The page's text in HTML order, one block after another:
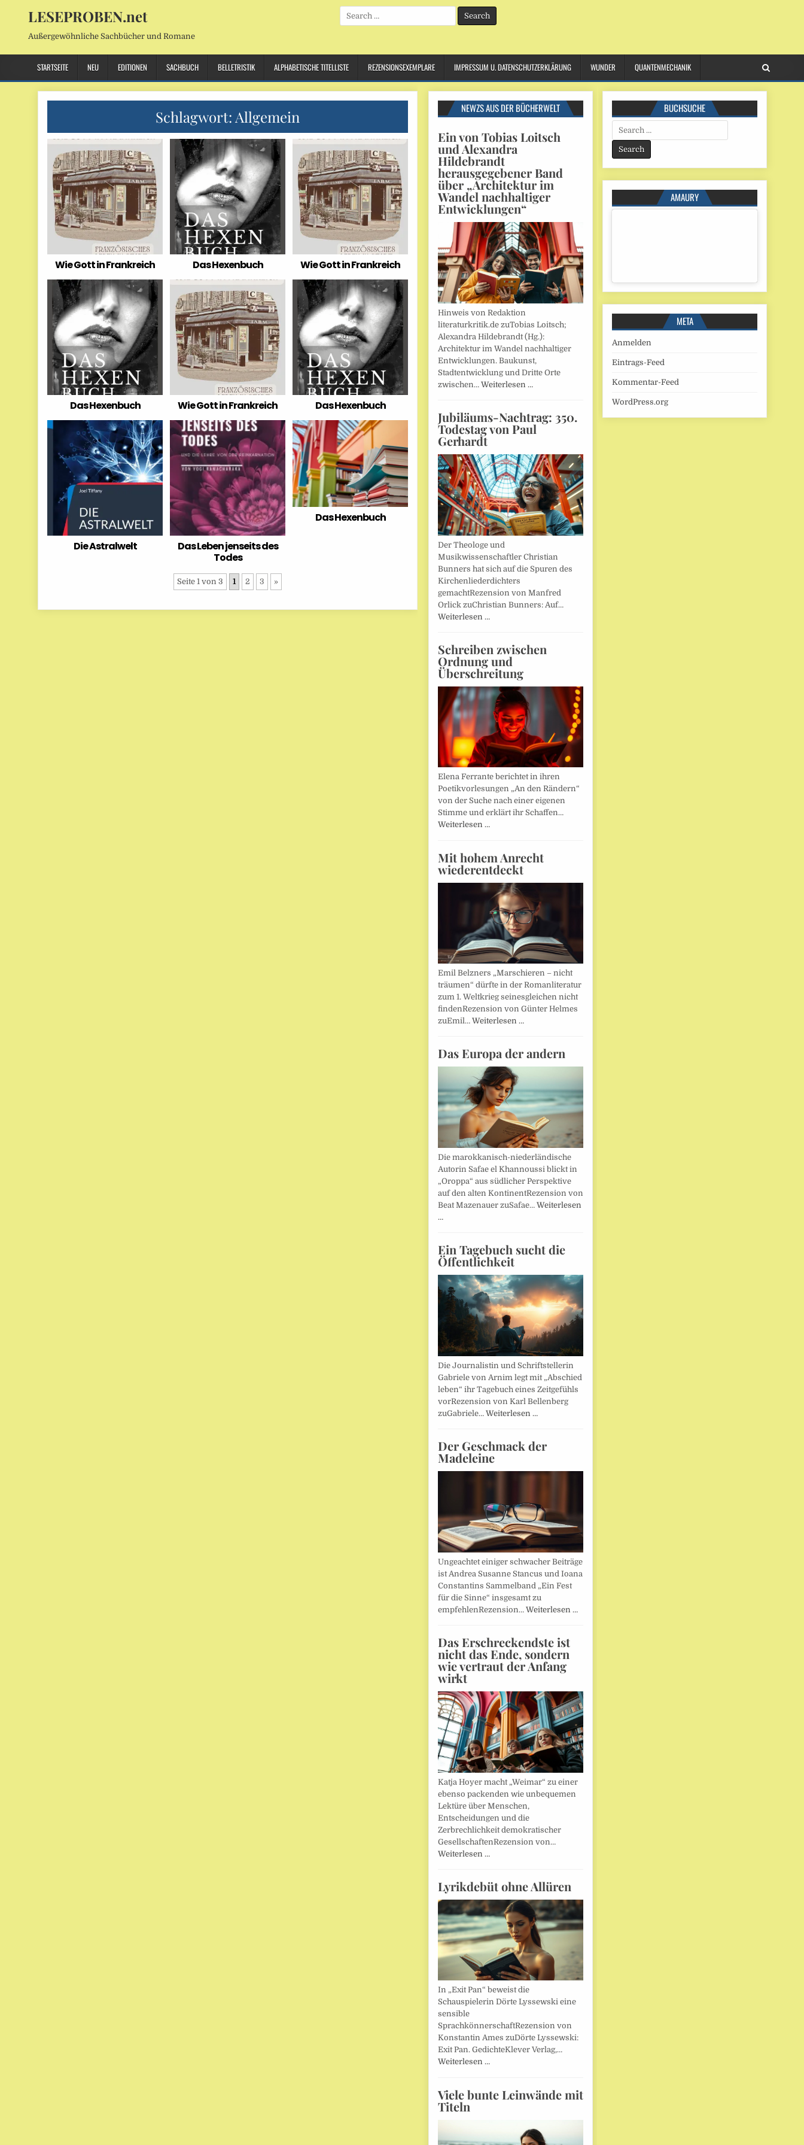
LESEPROBEN.net
Außergewöhnliche Sachbücher und Romane
Search
for:
STARTSEITE NEU EDITIONEN SACHBUCH BELLETRISTIK ALPHABETISCHE TITELLISTE REZENSIONSEXEMPLARE IMPRESSUM U. DATENSCHUTZERKLÄRUNG WUNDER QUANTENMECHANIK
Schlagwort: Allgemein
Wie Gott in Frankreich Das Hexenbuch Wie Gott in Frankreich
Das Hexenbuch Wie Gott in Frankreich Das Hexenbuch
Die Astralwelt
Das Leben jenseits des
Todes
Das Hexenbuch
Seite 1 von 3 1 2 3 »
NEWZS AUS DER BÜCHERWELT
Ein von Tobias Loitsch
und Alexandra
Hildebrandt
herausgegebener Band
über „Architektur im
Wandel nachhaltiger
Entwicklungen“
Hinweis von Redaktion
literaturkritik.de zuTobias Loitsch;
Alexandra Hildebrandt (Hg.):
Architektur im Wandel nachhaltiger
Entwicklungen. Baukunst,
Stadtentwicklung und Dritte Orte
zwischen… Weiterlesen …
Jubiläums-Nachtrag: 350.
Todestag von Paul
Gerhardt
Der Theologe und
Musikwissenschaftler Christian
Bunners hat sich auf die Spuren des
Kirchenliederdichters
gemachtRezension von Manfred
Orlick zuChristian Bunners: Auf…
Weiterlesen …
Schreiben zwischen
Ordnung und
Überschreitung
Elena Ferrante berichtet in ihren
Poetikvorlesungen „An den Rändern“
von der Suche nach einer eigenen
Stimme und erklärt ihr Schaffen…
Weiterlesen …
Mit hohem Anrecht
wiederentdeckt
Emil Belzners „Marschieren – nicht
träumen“ dürfte in der Romanliteratur
zum 1. Weltkrieg seinesgleichen nicht
findenRezension von Günter Helmes
zuEmil… Weiterlesen …
Das Europa der andern
Die marokkanisch-niederländische
Autorin Safae el Khannoussi blickt in
„Oroppa“ aus südlicher Perspektive
auf den alten KontinentRezension von
Beat Mazenauer zuSafae… Weiterlesen
…
Ein Tagebuch sucht die
Öffentlichkeit
Die Journalistin und Schriftstellerin
Gabriele von Arnim legt mit „Abschied
leben“ ihr Tagebuch eines Zeitgefühls
vorRezension von Karl Bellenberg
zuGabriele… Weiterlesen …
Der Geschmack der
Madeleine
Ungeachtet einiger schwacher Beiträge
ist Andrea Susanne Stancus und Ioana
Constantins Sammelband „Ein Fest
für die Sinne“ insgesamt zu
empfehlenRezension… Weiterlesen …
Das Erschreckendste ist
nicht das Ende, sondern
wie vertraut der Anfang
wirkt
Katja Hoyer macht „Weimar“ zu einer
ebenso packenden wie unbequemen
Lektüre über Menschen,
Entscheidungen und die
Zerbrechlichkeit demokratischer
GesellschaftenRezension von…
Weiterlesen …
Lyrikdebüt ohne Allüren
In „Exit Pan“ beweist die
Schauspielerin Dörte Lyssewski eine
sensible
SprachkönnerschaftRezension von
Konstantin Ames zuDörte Lyssewski:
Exit Pan. GedichteKlever Verlag,…
Weiterlesen …
Viele bunte Leinwände mit
Titeln
BUCHSUCHE
Search
for:
AMAURY
META
Anmelden
Eintrags-Feed
Kommentar-Feed
WordPress.org